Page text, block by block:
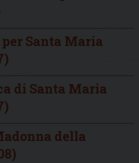
Santa Maria
di Santa Maria
della